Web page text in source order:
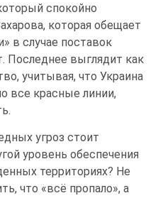
спокойно
которая обещает
в случае поставок
Последнее выглядит как
учитывая, что Украина
все красные линии,
угроз стоит
уровень обеспечения
территориях? Не
что «всё пропало», а